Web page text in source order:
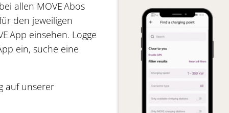
allen MOVE Abos
den jeweiligen
App einsehen. Logge
ein, suche eine
auf unserer